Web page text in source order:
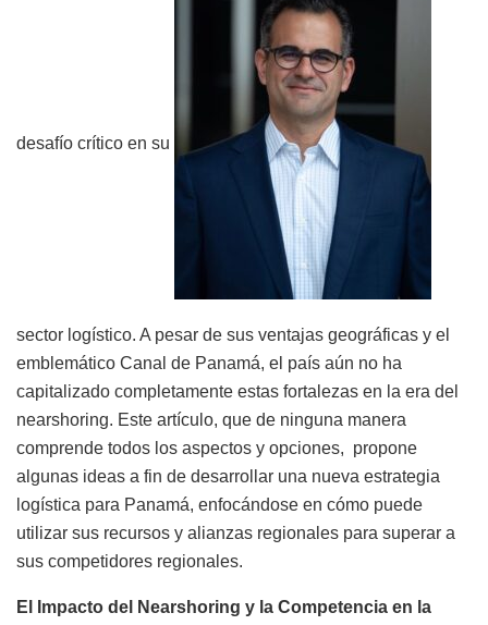
desafío crítico en su
sector logístico. A pesar de sus ventajas geográficas y el
emblemático Canal de Panamá, el país aún no ha
capitalizado completamente estas fortalezas en la era del
nearshoring. Este artículo, que de ninguna manera
comprende todos los aspectos y opciones, propone
algunas ideas a fin de desarrollar una nueva estrategia
logística para Panamá, enfocándose en cómo puede
utilizar sus recursos y alianzas regionales para superar a
sus competidores regionales.
El Impacto del Nearshoring y la Competencia en la